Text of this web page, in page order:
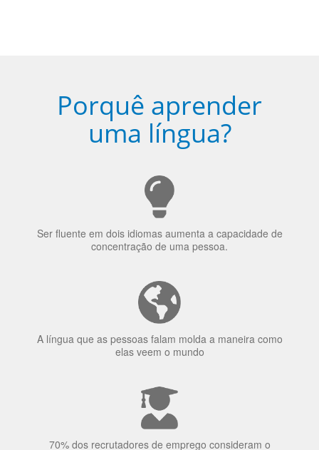
uma língua?
Ser fluente em dois idiomas aumenta a capacidade de
concentração de uma pessoa.
A língua que as pessoas falam molda a maneira como
elas veem o mundo
70% dos recrutadores de emprego consideram o
bilinguismo uma qualidade extremamente impressionante